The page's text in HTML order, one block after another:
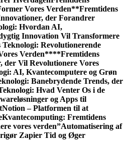
Vores Verden**Fremtidens
der Forandrer
Hvordan AI,
Innovation Vil Transformere
Revolutionerende
Verden****Fremtidens
der Vil Revolutionere Vores
AI, Kvantecomputere og Grøn
Banebrydende Trends, der
Hvad Venter Os i de
og Apps til
Notion – Platformen til at
Kvantecomputing: Fremtidens
vores verden”Automatisering af
Zapier Tid og Øger